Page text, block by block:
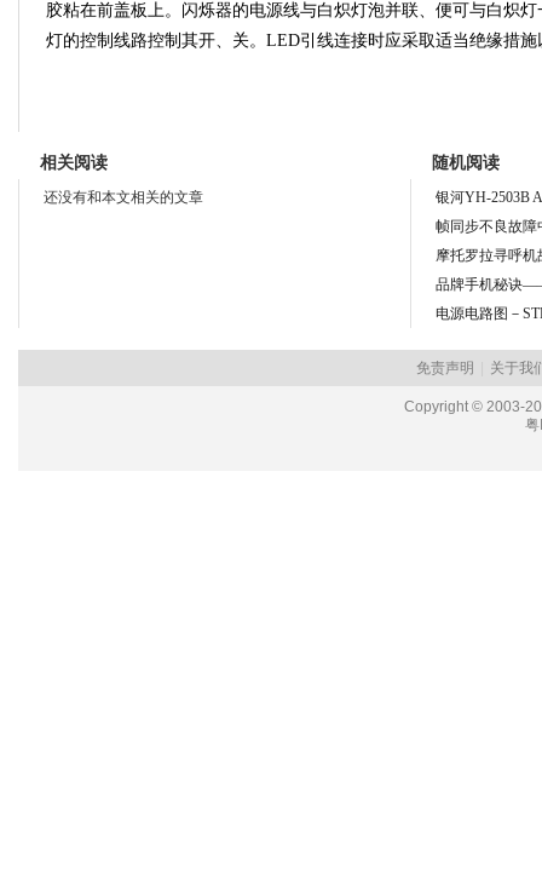
胶粘在前盖板上。闪烁器的电源线与白炽灯泡并联、便可与白炽
灯的控制线路控制其开、关。LED引线连接时应采取适当绝缘措施
相关阅读
还没有和本文相关的文章
随机阅读
银河YH-2503B
帧同步不良故障
摩托罗拉寻呼
品牌手机秘诀
电源电路图－
免责声明 关于我
Copyright © 2003-